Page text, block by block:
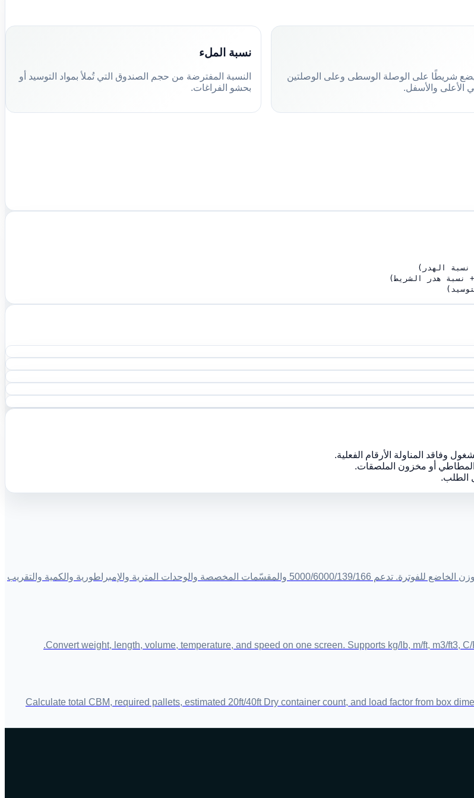
شريطًا على الوصلة الوسطى وعلى الوصلتين
في الأعلى والأسفل.
نسبة الملء
النسبة المفترضة من حجم الصندوق التي تُملأ بمواد التوسيد أو
بحشو الفراغات.
وفاقد المناولة الأرقام الفعلية.
المطاطي أو مخزون الملصقات.
الطلب.
احسب الوزن الحجمي من L×W×H ومقسّم الناقل، وقارنه بالوزن الفعلي، واعرض الوزن الخاضع للفوترة. تدعم 5000/6000/139/166 والمقسّمات المخصصة والوحدات المترية والإمبراطورية والكمية والتقريب
Convert weight, length, volume, temperature, and speed on one screen. Supports kg/lb, m/ft, m3/ft3,
Calculate total CBM, required pallets, estimated 20ft/40ft Dry container count, and load factor from box